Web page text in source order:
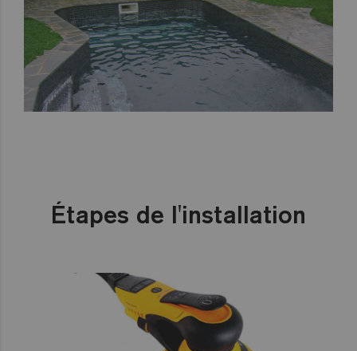
Étapes de l'installation